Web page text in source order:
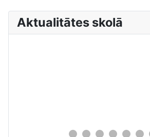
Aktualitātes skolā